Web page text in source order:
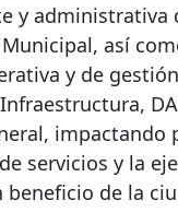
y administrativa
así
y de
impactando
servicios y la
beneficio de la